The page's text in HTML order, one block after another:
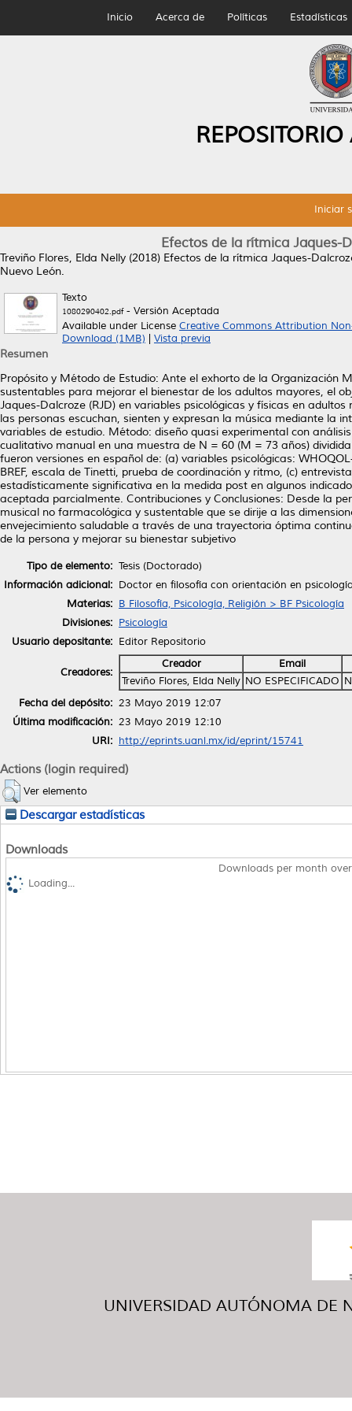
Inicio Acerca de Políticas Estadísticas
Iniciar
Efectos de la rítmica Jaques-
Treviño Flores, Elda Nelly (2018) Efectos de la rítmica Jaques-
Nuevo León.
Texto
1080290402.pdf- Versión Aceptada
Available under License Creative Commons Attribution
Download (1MB)
Vista previa
Resumen
Propósito y Método de Estudio: Ante el exhorto de la Organización
sustentables para mejorar el bienestar de los adultos mayores, el
Jaques-Dalcroze (RJD) en variables psicológicas y físicas en
las personas escuchan, sienten y expresan la música mediante la
variables de estudio. Método: diseño quasi experimental con
cualitativo manual en una muestra de N = 60 (M = 73 años)
fueron versiones en español de: (a) variables psicológicas:
BREF, escala de Tinetti, prueba de coordinación y ritmo, (c)
estadísticamente significativa en la medida post en algunos
aceptada parcialmente. Contribuciones y Conclusiones: Desde la
musical no farmacológica y sustentable que se dirije a las
envejecimiento saludable a través de una trayectoria óptima
de la persona y mejorar su bienestar subjetivo
Tipo de elemento: Tesis (Doctorado)
Información adicional: Doctor en filosofía con orientación en
Materias: B Filosofía, Psicología, Religión > BF Psicología
Divisiones: Psicología
Usuario depositante: Editor Repositorio
Creadores:
Creador
Email
Treviño Flores, Elda Nelly NO ESPECIFICADO
Fecha del depósito: 23 Mayo 2019 12:07
Última modificación: 23 Mayo 2019 12:10
URI: http://eprints.uanl.mx/id/eprint/15741
Actions (login required)
Ver elemento
Descargar estadísticas
Downloads
Downloads per month
Loading...
UNIVERSIDAD AUTÓNOMA DE